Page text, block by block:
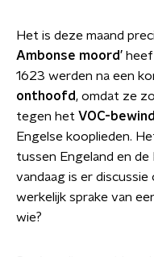
Het is deze maand
Ambonse moord’
1623 werden na een
onthoofd, omdat ze
tegen het VOC-bewind
Engelse kooplieden.
tussen Engeland en
vandaag is er
werkelijk sprake van
wie?